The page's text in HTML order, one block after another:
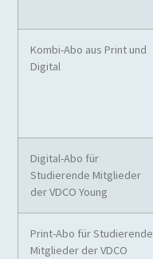
Kombi-Abo aus Print und
Digital
Digital-Abo für
Studierende Mitglieder
der VDCO Young
Print-Abo für Studierende
Mitglieder der VDCO